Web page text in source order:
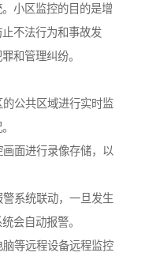
小区监控的目的是增
不法行为和事故发
和管理纠纷。
公共区域进行实时监
面进行录像存储，以
系统联动，一旦发生
会自动报警。
等远程设备远程监控